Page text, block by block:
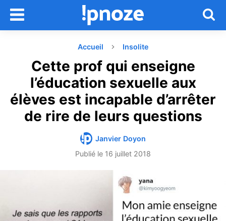
Accueil Insolite
Cette prof qui enseigne
l’éducation sexuelle aux
élèves est incapable d’arrêter
de rire de leurs questions
Janvier Doyon
Publié le 16 juillet 2018